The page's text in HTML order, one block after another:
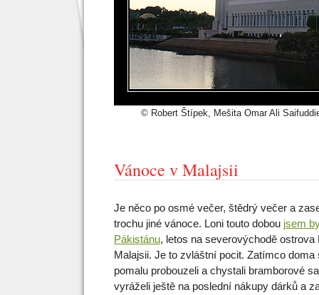
© Robert Štípek, Mešita Omar Ali
Vánoce v Malajsii
Je něco po osmé večer, štědrý večer a
trochu jiné vánoce. Loni touto dobou jsem
Pákistánu, letos na severovýchodě ostrova
Malajsii. Je to zvláštní pocit. Zatímco doma
pomalu probouzeli a chystali bramborové
vyráželi ještě na poslední nákupy dárků a